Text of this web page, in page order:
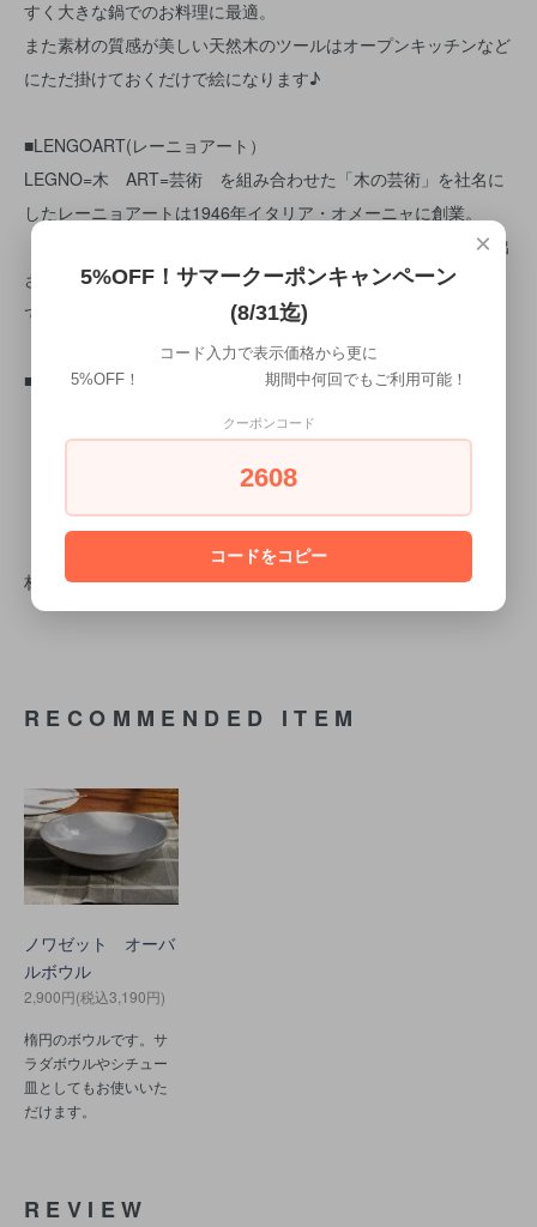
すく大きな鍋でのお料理に最適。
また素材の質感が美しい天然木のツールはオープンキッチンなど
にただ掛けておくだけで絵になります♪
■LENGOART(レーニョアート）
LEGNO=木 ART=芸術 を組み合わせた「木の芸術」を社名に
したレーニョアートは1946年イタリア・オメーニャに創業。
「確かな品質に裏打ちされた美しさと機能」を基本理念に作り出
された芸術的な製品はまさに実用性と美を兼ね備えた作品とし
て、イタリアをはじめ欧米各国で高い評価を受けています。
■セット内容
・スティアリングフォーク（35cm）
・スパゲティスプーン（34cm）
各１
材質：自然木・18-10ステンレス
RECOMMENDED ITEM
ノワゼット オーバ
ルボウル
2,900円(税込3,190円)
楕円のボウルです。サ
ラダボウルやシチュー
皿としてもお使いいた
だけます。
REVIEW
×
5%OFF！サマークーポンキャンペーン
(8/31迄)
コード入力で表示価格から更に
5%OFF！ 期間中何回でもご利用可能！
クーポンコード
2608
コードをコピー